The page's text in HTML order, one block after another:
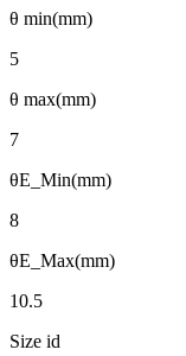
θ min(mm)
5
θ max(mm)
7
θE_Min(mm)
8
θE_Max(mm)
10.5
Size id